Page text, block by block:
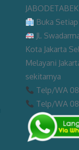
JABODETABEK
Buka
Jl.
Kota Jakarta
Melayani
sekitarnya
Telp/WA
Telp/WA